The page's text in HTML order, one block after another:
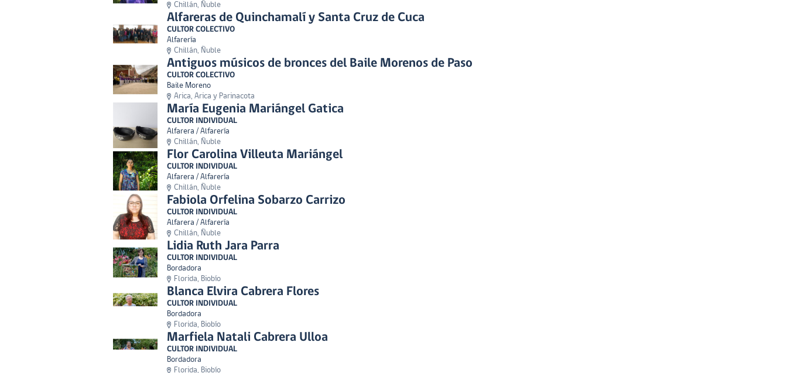
Chillán, Ñuble
Alfareras de Quinchamalí y Santa Cruz de Cuca
CULTOR COLECTIVO
Alfarería
Chillán, Ñuble
Antiguos músicos de bronces del Baile Morenos de Paso
CULTOR COLECTIVO
Baile Moreno
Arica, Arica y Parinacota
María Eugenia Mariángel Gatica
CULTOR INDIVIDUAL
Alfarera / Alfarería
Chillán, Ñuble
Flor Carolina Villeuta Mariángel
CULTOR INDIVIDUAL
Alfarera / Alfarería
Chillán, Ñuble
Fabiola Orfelina Sobarzo Carrizo
CULTOR INDIVIDUAL
Alfarera / Alfarería
Chillán, Ñuble
Lidia Ruth Jara Parra
CULTOR INDIVIDUAL
Bordadora
Florida, Biobío
Blanca Elvira Cabrera Flores
CULTOR INDIVIDUAL
Bordadora
Florida, Biobío
Marfiela Natali Cabrera Ulloa
CULTOR INDIVIDUAL
Bordadora
Florida, Biobío